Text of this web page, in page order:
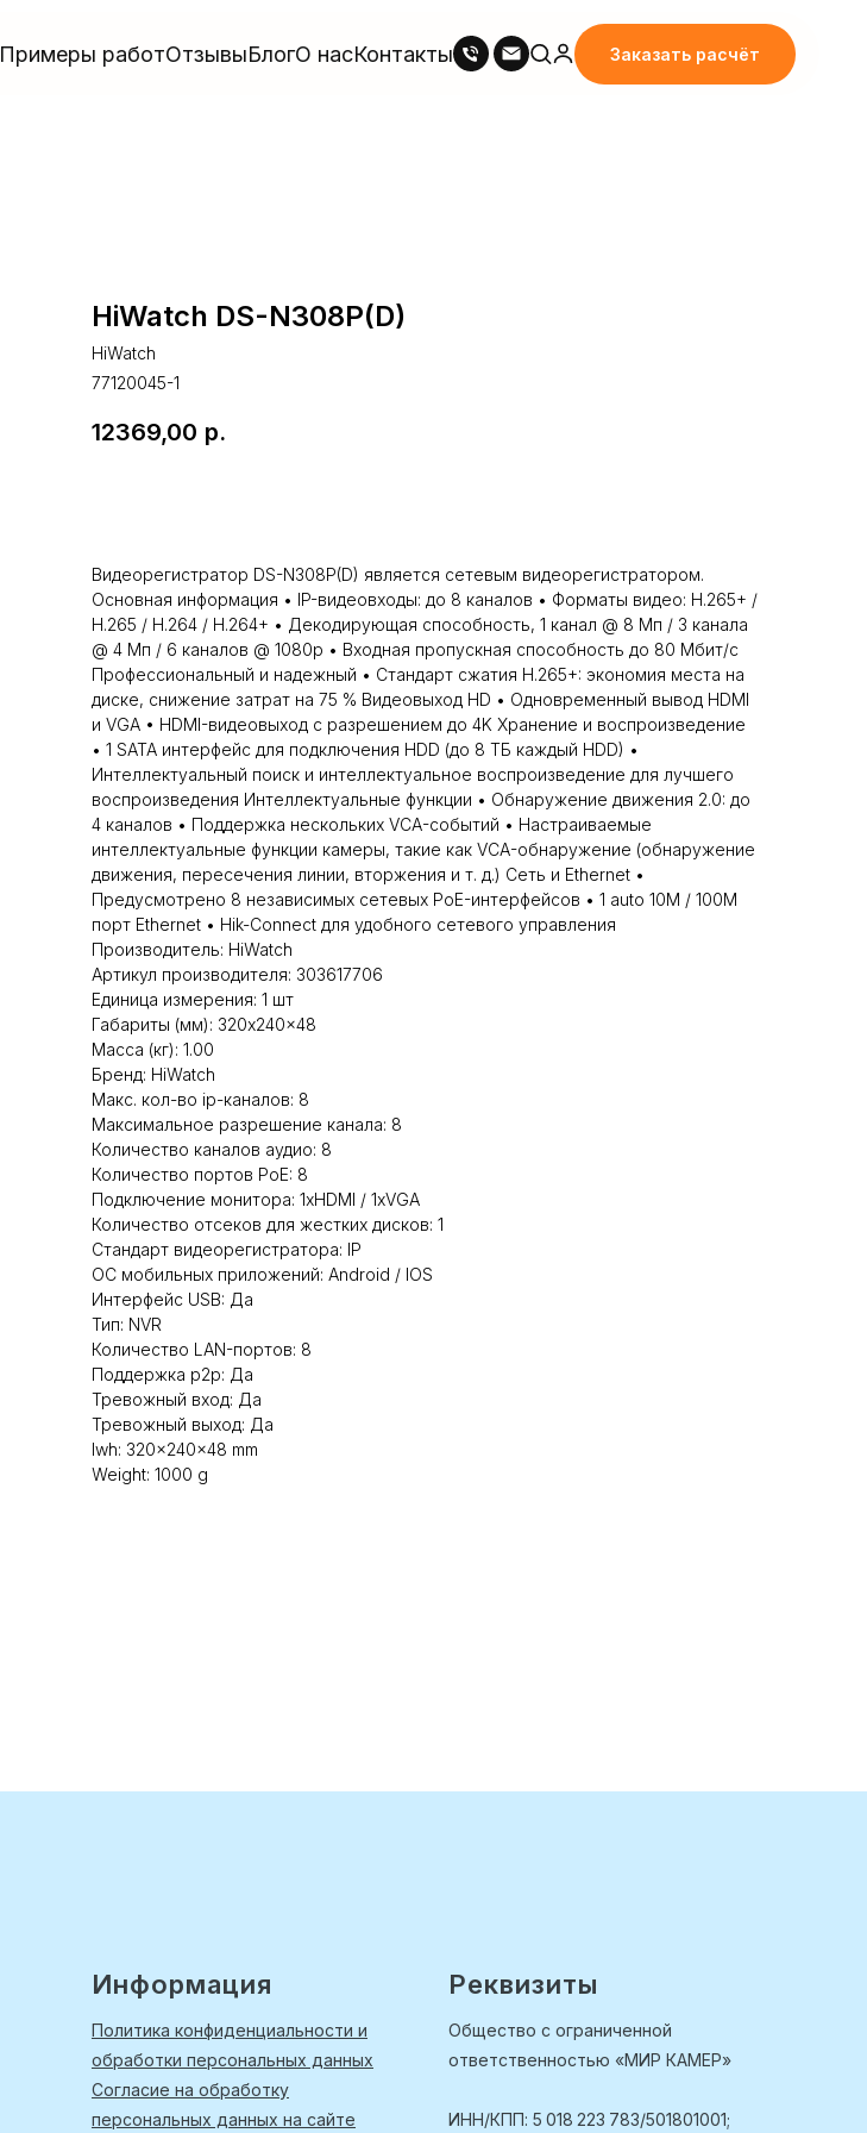
Примеры работОтзывыБлогО насКонтакты Заказать расчёт
HiWatch DS-N308P(D)
HiWatch
77120045-1
12369,00 р.
Видеорегистратор DS-N308P(D) является сетевым видеорегистратором.
Основная информация • IP-видеовходы: до 8 каналов • Форматы видео: H.265+ /
H.265 / H.264 / H.264+ • Декодирующая способность, 1 канал @ 8 Мп / 3 канала
@ 4 Мп / 6 каналов @ 1080p • Входная пропускная способность до 80 Мбит/с
Профессиональный и надежный • Стандарт сжатия H.265+: экономия места на
диске, снижение затрат на 75 % Видеовыход HD • Одновременный вывод HDMI
и VGA • HDMI-видеовыход с разрешением до 4K Хранение и воспроизведение
• 1 SATA интерфейс для подключения HDD (до 8 TБ каждый HDD) •
Интеллектуальный поиск и интеллектуальное воспроизведение для лучшего
воспроизведения Интеллектуальные функции • Обнаружение движения 2.0: до
4 каналов • Поддержка нескольких VCA-событий • Настраиваемые
интеллектуальные функции камеры, такие как VCA-обнаружение (обнаружение
движения, пересечения линии, вторжения и т. д.) Сеть и Ethernet •
Предусмотрено 8 независимых сетевых PoE-интерфейсов • 1 auto 10M / 100M
порт Ethernet • Hik-Connect для удобного сетевого управления
Производитель: HiWatch
Артикул производителя: 303617706
Единица измерения: 1 шт
Габариты (мм): 320x240x48
Масса (кг): 1.00
Бренд: HiWatch
Макс. кол-во ip-каналов: 8
Максимальное разрешение канала: 8
Количество каналов аудио: 8
Количество портов PoE: 8
Подключение монитора: 1xHDMI / 1xVGA
Количество отсеков для жестких дисков: 1
Стандарт видеорегистратора: IP
ОС мобильных приложений: Android / IOS
Интерфейс USB: Да
Тип: NVR
Количество LAN-портов: 8
Поддержка p2p: Да
Тревожный вход: Да
Тревожный выход: Да
lwh: 320x240x48 mm
Weight: 1000 g
Информация
Политика конфиденциальности и
обработки персональных данных
Согласие на обработку
персональных данных на сайте
Реквизиты
Общество с ограниченной
ответственностью «МИР КАМЕР»
ИНН/КПП: 5 018 223 783/501801001;